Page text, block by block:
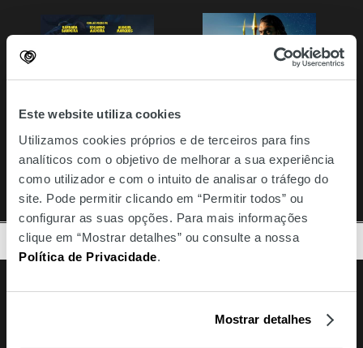
Este website utiliza cookies
Utilizamos cookies próprios e de terceiros para fins
analíticos com o objetivo de melhorar a sua experiência
como utilizador e com o intuito de analisar o tráfego do
site. Pode permitir clicando em “Permitir todos” ou
configurar as suas opções. Para mais informações
clique em “Mostrar detalhes” ou consulte a nossa
Política de Privacidade.
Mostrar detalhes
TOPO